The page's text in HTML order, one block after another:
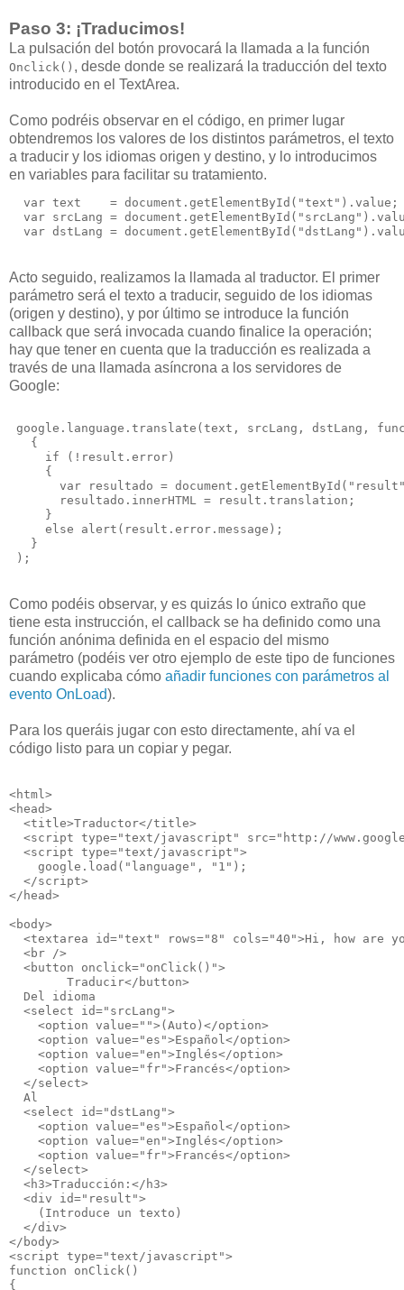
Paso 3: ¡Traducimos!
La pulsación del botón provocará la llamada a la función
Onclick() , desde donde se realizará la traducción del texto
introducido en el TextArea.
Como podréis observar en el código, en primer lugar
obtendremos los valores de los distintos parámetros, el texto
a traducir y los idiomas origen y destino, y lo introducimos
en variables para facilitar su tratamiento.
  var text    = document.getElementById("text").value;
var srcLang =
var dstLang =
Acto seguido, realizamos la llamada al traductor. El primer
parámetro será el texto a traducir, seguido de los idiomas
(origen y destino), y por último se introduce la función
callback que será invocada cuando finalice la operación;
hay que tener en cuenta que la traducción es realizada a
través de una llamada asíncrona a los servidores de
Google:
google.language.translate(text, srcLang, dstLang,
   {
     if (!result.error)
     {
var resultado =
       resultado.innerHTML = result.translation;
     }
     else alert(result.error.message);
   }
);
Como podéis observar, y es quizás lo único extraño que
tiene esta instrucción, el callback se ha definido como una
función anónima definida en el espacio del mismo
parámetro (podéis ver otro ejemplo de este tipo de funciones
cuando explicaba cómo añadir funciones con parámetros al
evento OnLoad).
Para los queráis jugar con esto directamente, ahí va el
código listo para un copiar y pegar.
<html>
<head>
  <title>Traductor</title>
<script type="text/javascript" src="http://
  <script type="text/javascript">
    google.load("language", "1");
  </script>
</head>
<body>
<textarea id="text" rows="8" cols="40">Hi, how are
  <br />
  <button onclick="onClick()">
        Traducir</button>
  Del idioma
  <select id="srcLang">
    <option value="">(Auto)</option>
    <option value="es">Español</option>
    <option value="en">Inglés</option>
    <option value="fr">Francés</option>
  </select>
  Al
  <select id="dstLang">
    <option value="es">Español</option>
    <option value="en">Inglés</option>
    <option value="fr">Francés</option>
  </select>
  <h3>Traducción:</h3>
  <div id="result">
    (Introduce un texto)
  </div>
</body>
<script type="text/javascript">
function onClick()
{